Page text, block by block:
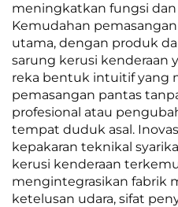
meningkatkan fungsi
Kemudahan
utama, dengan produk
sarung kerusi kenderaan
reka bentuk intuitif yang
pemasangan pantas
profesional atau
tempat duduk asal.
kepakaran teknikal
kerusi kenderaan
mengintegrasikan fabrik
ketelusan udara, sifat